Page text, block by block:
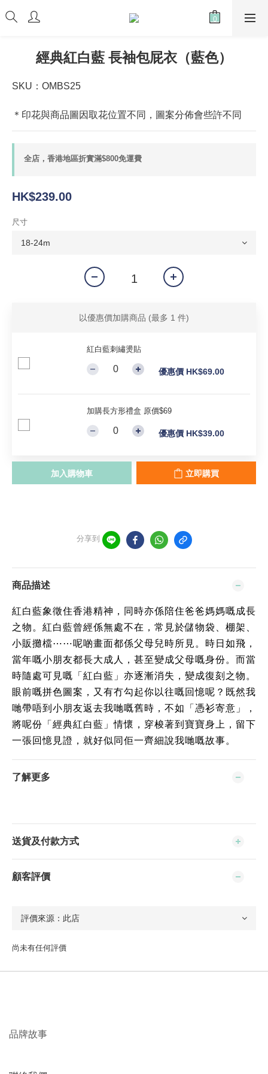
經典紅白藍 長袖包屁衣（藍色）
SKU：OMBS25
＊印花與商品圖因取花位置不同，圖案分佈會些許不同
全店，香港地區折實滿$800免運費
HK$239.00
尺寸
以優惠價加購商品 (最多 1 件)
紅白藍刺繡燙貼
優惠價 HK$69.00
加購長方形禮盒 原價$69
優惠價 HK$39.00
加入購物車 立即購買
分享到
商品描述
紅白藍象徵住香港精神，同時亦係陪住爸爸媽媽嘅成長
之物。紅白藍曾經係無處不在，常見於儲物袋、棚架、
小販攤檔⋯⋯呢啲畫面都係父母兒時所見。時日如飛，
當年嘅小朋友都長大成人，甚至變成父母嘅身份。而當
時隨處可見嘅「紅白藍」亦逐漸消失，變成復刻之物。
眼前嘅拼色圖案，又有冇勾起你以往嘅回憶呢？既然我
哋帶唔到小朋友返去我哋嘅舊時，不如「憑衫寄意」，
將呢份「經典紅白藍」情懷，穿梭著到寶寶身上，留下
一張回憶見證，就好似同佢一齊細說我哋嘅故事。
了解更多
送貨及付款方式
顧客評價
尚未有任何評價
品牌故事